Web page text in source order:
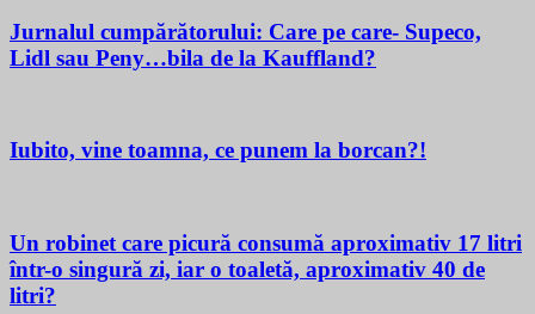
Jurnalul cumpărătorului: Care pe care- Supeco,
Lidl sau Peny…bila de la Kauffland?
Iubito, vine toamna, ce punem la borcan?!
Un robinet care picură consumă aproximativ 17 litri
într-o singură zi, iar o toaletă, aproximativ 40 de
litri?